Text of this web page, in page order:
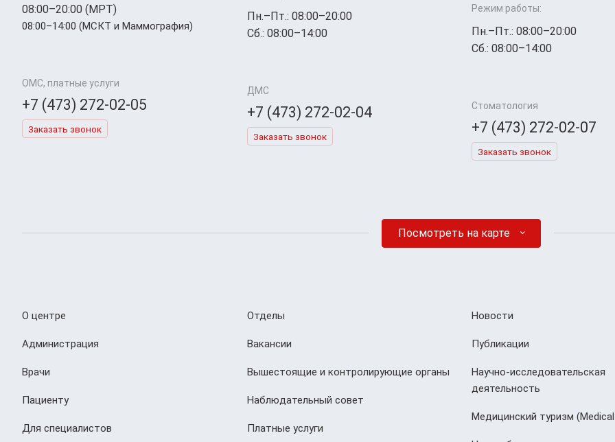
08:00–20:00 (МРТ)
08:00–14:00 (МСКТ и Маммография)
ОМС, платные услуги
+7 (473) 272-02-05
Заказать звонок
Пн.–Пт.: 08:00–20:00
Сб.: 08:00–14:00
ДМС
+7 (473) 272-02-04
Заказать звонок
Режим работы:
Пн.–Пт.: 08:00–20:00
Сб.: 08:00–14:00
Стоматология
+7 (473) 272-02-07
Заказать звонок
Посмотреть на карте
О центре
Администрация
Врачи
Пациенту
Для специалистов
Отделы
Вакансии
Вышестоящие и контролирующие органы
Наблюдательный совет
Платные услуги
Новости
Публикации
Научно-исследовательская
деятельность
Медицинский туризм